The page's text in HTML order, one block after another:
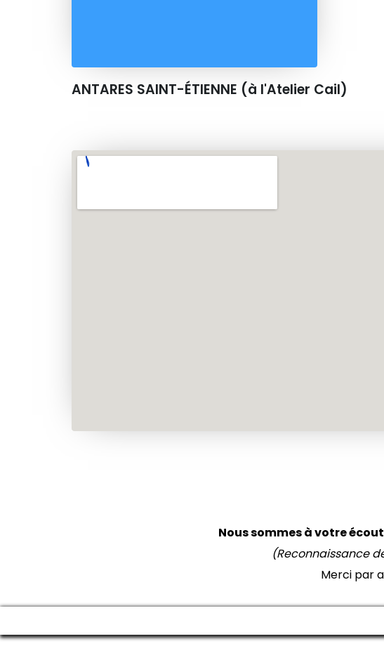
ANTARES SAINT-ÉTIENNE (à l'Atelier Cail)
Nous sommes à votre
(Reconnaissance
Merci par